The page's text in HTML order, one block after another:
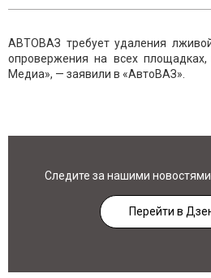
АВТОВАЗ требует удаления
опровержения на всех
Медиа», — заявили в «АвтоВАЗ».
Следите за нашими
Перейти в